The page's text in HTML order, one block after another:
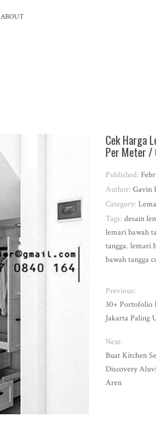
ABOUT
Cek Harga
Per Meter /
Published:
Author:Gavin
Category:
Tags:desain
lemari bawah
tangga,lemari
bawah tangga
Previous:
30+ Portofolio
Jakarta Paling
Next:
Buat Kitchen
Discovery
Aren